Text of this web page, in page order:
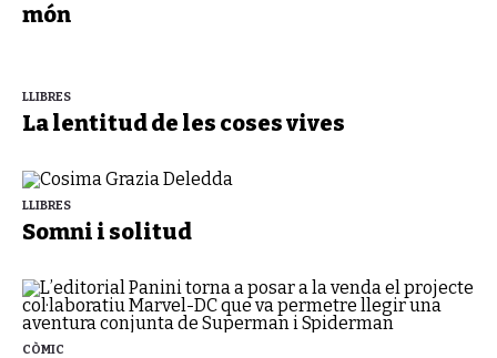
món
LLIBRES
La lentitud de les coses vives
LLIBRES
Somni i solitud
CÒMIC